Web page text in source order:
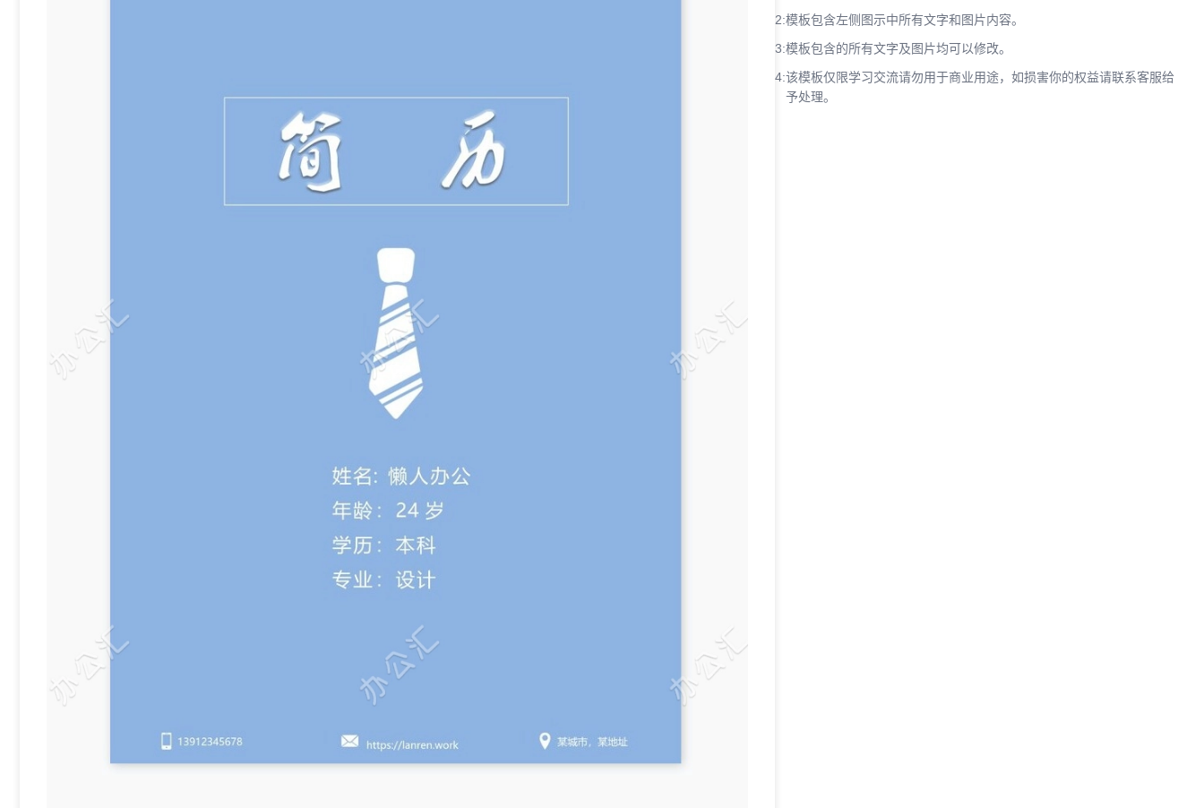
2:模板包含左侧图示中所有文字和图片内容。
3:模板包含的所有文字及图片均可以修改。
4:该模板仅限学习交流请勿用于商业用途，如损害你的权益请联系客服给
予处理。